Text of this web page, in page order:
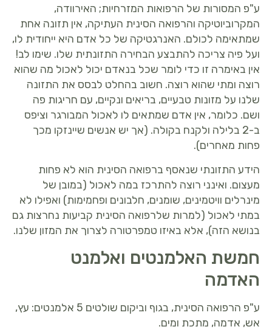
ע"פ המסורות של הרפואות המזרחיות; האירוודה,
המקרוביוטיקה והרפואה הסינית העתיקה, אין תזונה אחת
שמתאימה לכולם. האנרגטיקה של כל אדם היא ייחודית לו,
ועל פיה צריכה להתבצע הבחירה התזונתית שלו. שימו לב!
אין באימרה זו כדי לומר שכל בנאדם יכול לאכול מה שהוא
רוצה ומתי שהוא רוצה. חשוב בהחלט לבסס את התזונה
שלנו על מזונות טבעיים, בריאים ונקיים, עם חריגות פה
ושם. כלומר, אין אדם שמתאים לו לאכול המבורגר וציפס
ב-2 בלילה ולקנח בקולה. (אך יש אנשים שיינזקו מכך
פחות מאחרים).
הידע התזונתי שנאסף ברפואה הסינית הוא לא פחות
מעצום. ואינני רוצה להתרכז במה לאכול (במובן של
מינרלים וויטמינים, שומנים, חלבונים ופחמימות) ואפילו לא
במתי לאכול (למרות שלרפואה הסינית קביעות נחרצות גם
בנושא הזה), אלא באיזו טמפרטורה לצרוך את המזון שלנו.
חמשת האלמנטים ואלמנט
האדמה
ע"פ הרפואה הסינית, בגוף וביקום שולטים 5 אלמנטים: עץ,
אש, אדמה, מתכת ומים.